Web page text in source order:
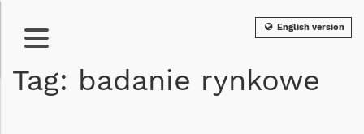
Tag: badanie rynkowe
English version